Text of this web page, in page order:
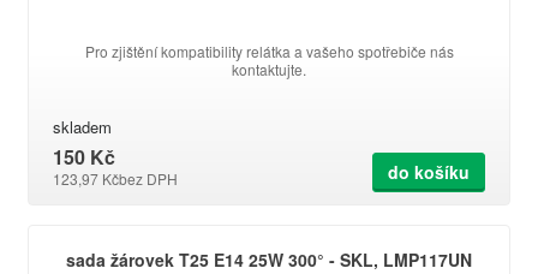
Pro zjištění kompatibility relátka a vašeho spotřebiče nás
kontaktujte.
skladem
150 Kč
123,97 Kčbez DPH do košíku
sada žárovek T25 E14 25W 300° - SKL, LMP117UN